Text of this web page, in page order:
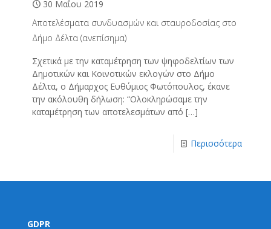
30 Μαΐου 2019
Αποτελέσματα συνδυασμών και σταυροδοσίας στο
Δήμο Δέλτα (ανεπίσημα)
Σχετικά με την καταμέτρηση των ψηφοδελτίων των
Δημοτικών και Κοινοτικών εκλογών στο Δήμο
Δέλτα, ο Δήμαρχος Ευθύμιος Φωτόπουλος, έκανε
την ακόλουθη δήλωση: “Ολοκληρώσαμε την
καταμέτρηση των αποτελεσμάτων από […]
Περισσότερα
GDPR